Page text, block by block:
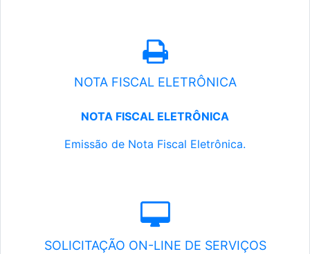
NOTA FISCAL ELETRÔNICA
NOTA FISCAL ELETRÔNICA
Emissão de Nota Fiscal Eletrônica.
SOLICITAÇÃO ON-LINE DE SERVIÇOS